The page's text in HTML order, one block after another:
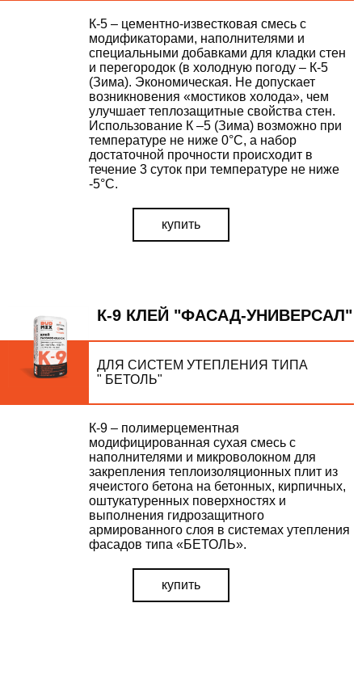
К-5 – цементно-известковая смесь с
модификаторами, наполнителями и
специальными добавками для кладки стен
и перегородок (в холодную погоду – К-5
(Зима). Экономическая. Не допускает
возникновения «мостиков холода», чем
улучшает теплозащитные свойства стен.
Использование К –5 (Зима) возможно при
температуре не ниже 0°С, а набор
достаточной прочности происходит в
течение 3 суток при температуре не ниже
-5°С.
купить
К-9 КЛЕЙ "ФАСАД-УНИВЕРСАЛ"
ДЛЯ СИСТЕМ УТЕПЛЕНИЯ ТИПА
" БЕТОЛЬ"
К-9 – полимерцементная
модифицированная сухая смесь с
наполнителями и микроволокном для
закрепления теплоизоляционных плит из
ячеистого бетона на бетонных, кирпичных,
оштукатуренных поверхностях и
выполнения гидрозащитного
армированного слоя в системах утепления
фасадов типа «БЕТОЛЬ».
купить